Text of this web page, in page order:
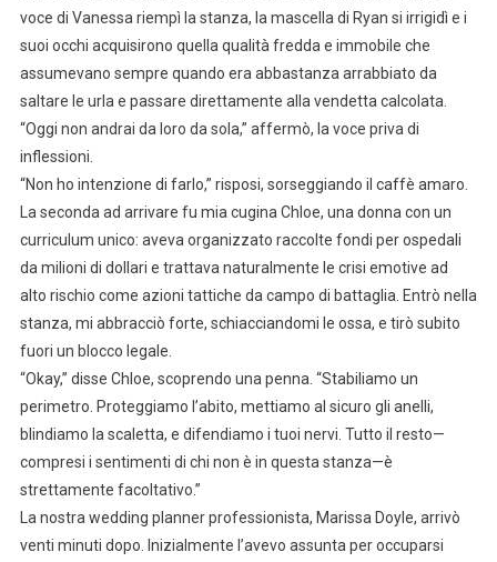
voce di Vanessa riempì la stanza, la mascella di Ryan si irrigidì e i
suoi occhi acquisirono quella qualità fredda e immobile che
assumevano sempre quando era abbastanza arrabbiato da
saltare le urla e passare direttamente alla vendetta calcolata.
“Oggi non andrai da loro da sola,” affermò, la voce priva di
inflessioni.
“Non ho intenzione di farlo,” risposi, sorseggiando il caffè amaro.
La seconda ad arrivare fu mia cugina Chloe, una donna con un
curriculum unico: aveva organizzato raccolte fondi per ospedali
da milioni di dollari e trattava naturalmente le crisi emotive ad
alto rischio come azioni tattiche da campo di battaglia. Entrò nella
stanza, mi abbracciò forte, schiacciandomi le ossa, e tirò subito
fuori un blocco legale.
“Okay,” disse Chloe, scoprendo una penna. “Stabiliamo un
perimetro. Proteggiamo l’abito, mettiamo al sicuro gli anelli,
blindiamo la scaletta, e difendiamo i tuoi nervi. Tutto il resto—
compresi i sentimenti di chi non è in questa stanza—è
strettamente facoltativo.”
La nostra wedding planner professionista, Marissa Doyle, arrivò
venti minuti dopo. Inizialmente l’avevo assunta per occuparsi